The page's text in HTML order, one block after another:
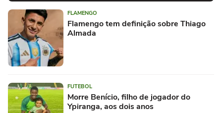
FLAMENGO
Flamengo tem definição sobre Thiago
Almada
FUTEBOL
Morre Benício, filho de jogador do
Ypiranga, aos dois anos